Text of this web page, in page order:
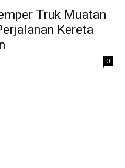
Truk Muatan
Kereta
0